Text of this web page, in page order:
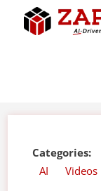
Categories:
AI
Videos